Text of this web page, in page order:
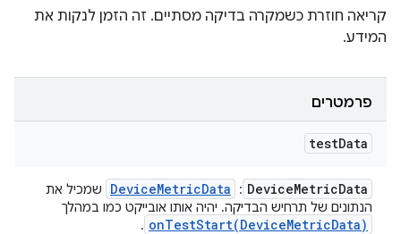
קריאה חוזרת כשמקרה בדיקה מסתיים. זה הזמן לנקות את
המידע.
פרמטרים
testData
DeviceMetricData
:
DeviceMetricData
שמכיל את
הנתונים של תרחיש הבדיקה. יהיה אותו אובייקט כמו במהלך
onTestStart(DeviceMetricData)
.